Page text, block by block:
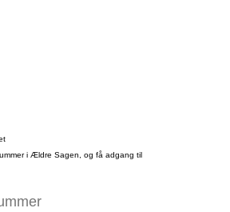
i Ældre Sagen, og få adgang til